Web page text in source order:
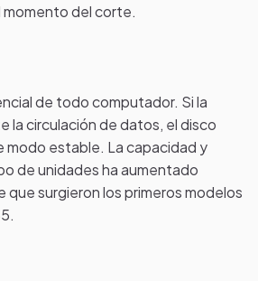
momento del corte.
de todo computador. Si la
la circulación de datos, el disco
modo estable. La capacidad y
de unidades ha aumentado
surgieron los primeros modelos